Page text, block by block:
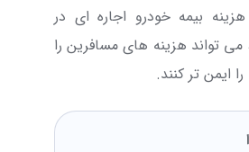
بیمه خودرو اجاره ای در
می تواند هزینه های مسافرین را
ایمن تر کنند.